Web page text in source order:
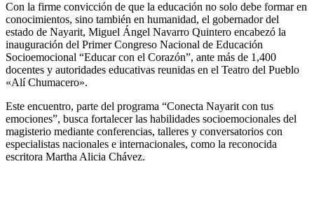
Con la firme convicción de que la educación no solo debe formar en
conocimientos, sino también en humanidad, el gobernador del
estado de Nayarit, Miguel Ángel Navarro Quintero encabezó la
inauguración del Primer Congreso Nacional de Educación
Socioemocional “Educar con el Corazón”, ante más de 1,400
docentes y autoridades educativas reunidas en el Teatro del Pueblo
«Alí Chumacero».
Este encuentro, parte del programa “Conecta Nayarit con tus
emociones”, busca fortalecer las habilidades socioemocionales del
magisterio mediante conferencias, talleres y conversatorios con
especialistas nacionales e internacionales, como la reconocida
escritora Martha Alicia Chávez.